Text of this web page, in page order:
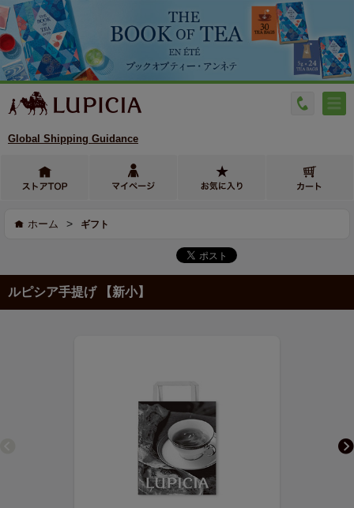
Global Shipping Guidance
ホーム > ギフト
ルピシア手提げ 【新小】